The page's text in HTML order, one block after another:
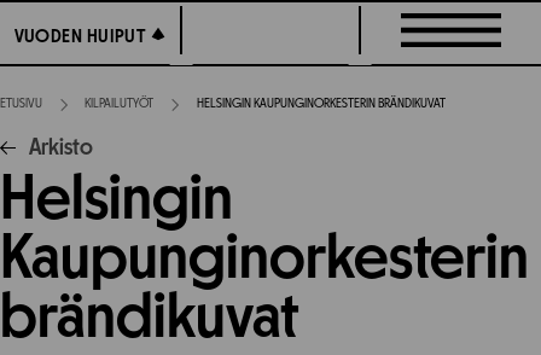
suoraan
sisältöön
VUODEN HUIPUT
VUODEN HUIPUT
ETUSIVU KILPAILUTYÖT HELSINGIN KAUPUNGINORKESTERIN BRÄNDIKUVAT
Arkisto
Helsingin
Kaupunginorkesterin
brändikuvat